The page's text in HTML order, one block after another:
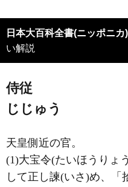
日本大百科全書(ニッポニカ)
い解説
侍従
じじゅう
天皇側近の官。
(1)大宝令(たいほうりょ
して正し諫(いさ)め、「